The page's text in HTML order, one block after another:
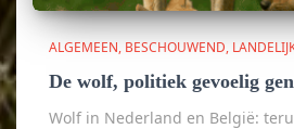
ALGEMEEN BESCHOUWEND
De wolf, politiek gevoelig
Wolf in Nederland en België: